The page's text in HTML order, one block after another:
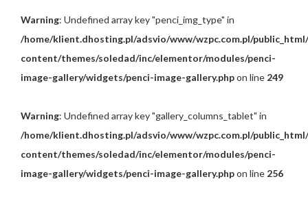
Warning: Undefined array key "penci_img_type" in
/home/klient.dhosting.pl/adsvio/www/wzpc.com.pl/
content/themes/soledad/inc/elementor/modules/penci-
image-gallery/widgets/penci-image-gallery.phpon line 249
Warning: Undefined array key "gallery_columns_tablet" in
/home/klient.dhosting.pl/adsvio/www/wzpc.com.pl/
content/themes/soledad/inc/elementor/modules/penci-
image-gallery/widgets/penci-image-gallery.phpon line 256